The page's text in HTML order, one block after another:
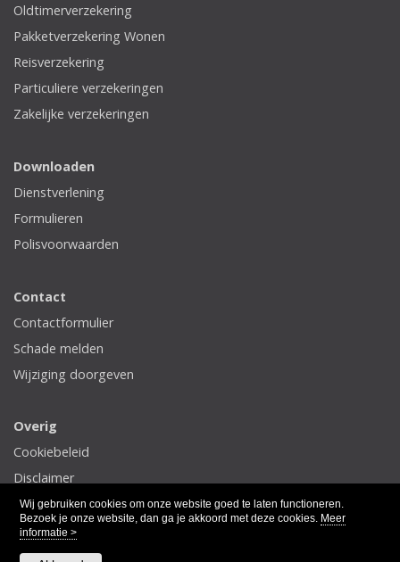
Wij gebruiken cookies om onze website goed te laten functioneren.
Bezoek je onze website, dan ga je akkoord met deze cookies. Meer
informatie >
Oldtimerverzekering
Pakketverzekering Wonen
Reisverzekering
Particuliere verzekeringen
Zakelijke verzekeringen
Downloaden
Dienstverlening
Formulieren
Polisvoorwaarden
Contact
Contactformulier
Schade melden
Wijziging doorgeven
Overig
Cookiebeleid
Disclaimer
Privacy